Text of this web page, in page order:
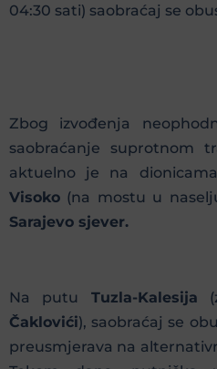
04:30 sati) saobraćaj se
Zbog izvođenja
saobraćanje suprotnom
aktuelno je na
Visoko (na mostu u
Sarajevo sjever.
Na putu Tuzla-Kalesija
Čaklovići), saobraćaj se
preusmjerava na